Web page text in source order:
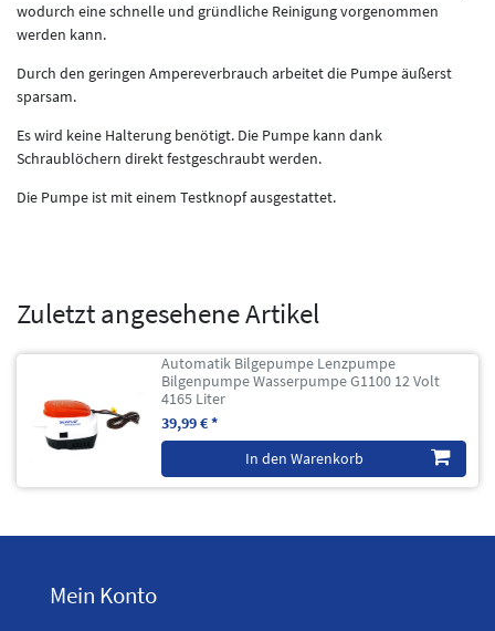
wodurch eine schnelle und gründliche Reinigung vorgenommen
werden kann.
Durch den geringen Ampereverbrauch arbeitet die Pumpe äußerst
sparsam.
Es wird keine Halterung benötigt. Die Pumpe kann dank
Schraublöchern direkt festgeschraubt werden.
Die Pumpe ist mit einem Testknopf ausgestattet.
Zuletzt angesehene Artikel
Automatik Bilgepumpe Lenzpumpe
Bilgenpumpe Wasserpumpe G1100 12 Volt
4165 Liter
39,99 € *
In den Warenkorb
Mein Konto